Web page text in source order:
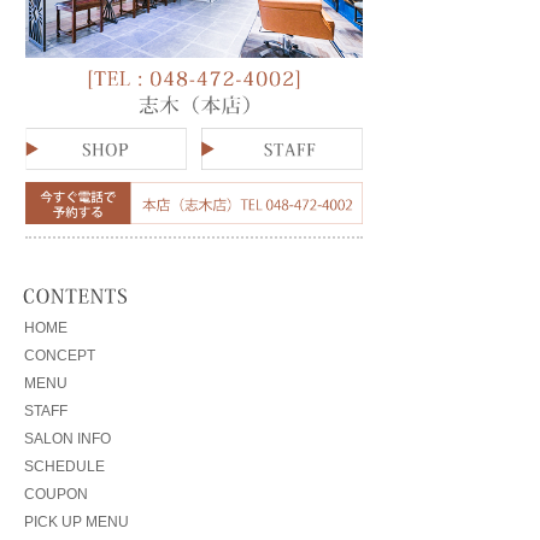
HOME
CONCEPT
MENU
STAFF
SALON INFO
SCHEDULE
COUPON
PICK UP MENU